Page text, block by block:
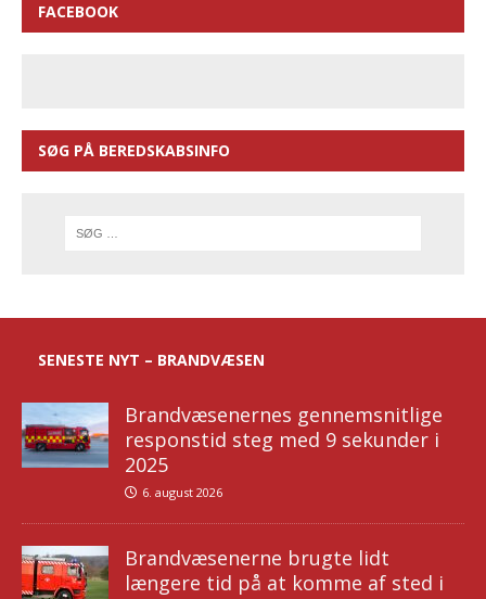
FACEBOOK
SØG PÅ BEREDSKABSINFO
SENESTE NYT – BRANDVÆSEN
Brandvæsenernes gennemsnitlige
responstid steg med 9 sekunder i
2025
6. august 2026
Brandvæsenerne brugte lidt
længere tid på at komme af sted i